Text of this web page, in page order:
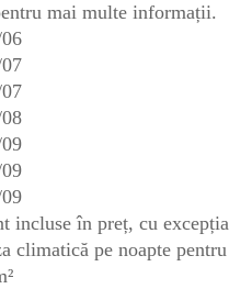
mai multe informații.
incluse în preț, cu excepția
climatică pe noapte pentru